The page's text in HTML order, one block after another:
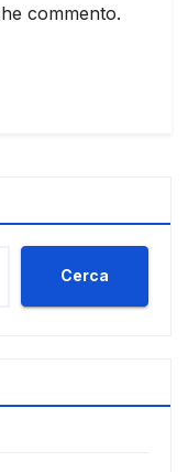
commento.
Cerca